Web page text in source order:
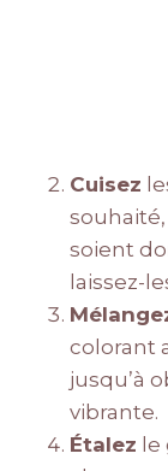
Cuisez
soient
laissez-
colorant
jusqu’à
vibrante.
Étalez